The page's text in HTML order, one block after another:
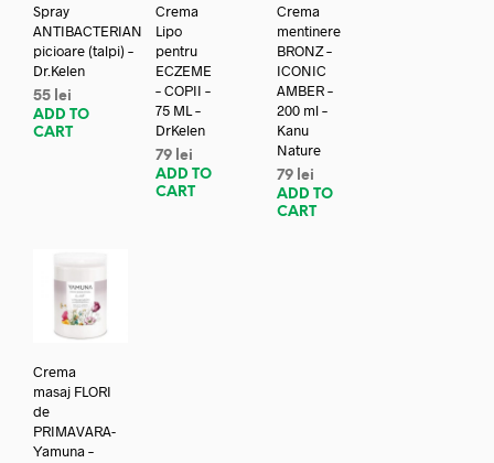
Spray
ANTIBACTERIAN
picioare (talpi) –
Dr.Kelen
55 lei
ADD TO
CART
Crema
Lipo
pentru
ECZEME
– COPII –
75 ML –
DrKelen
79 lei
ADD TO
CART
Crema
mentinere
BRONZ –
ICONIC
AMBER –
200 ml –
Kanu
Nature
79 lei
ADD TO
CART
Crema
masaj FLORI
de
PRIMAVARA-
Yamuna –